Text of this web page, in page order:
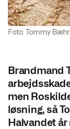
Foto: Tommy Bæhr
Brandmand
men
løsning, så
Halvandet